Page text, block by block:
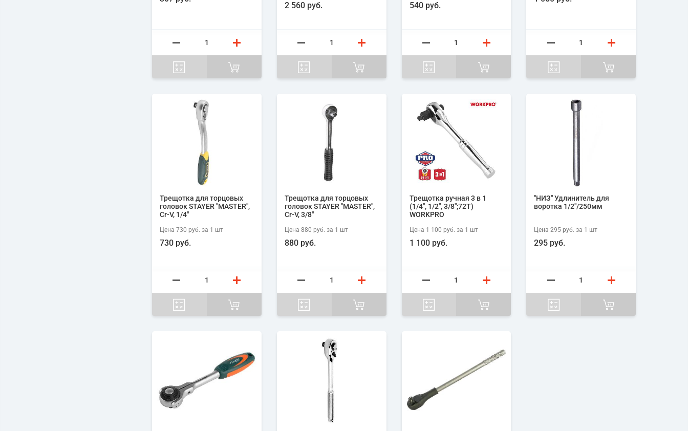
2 560 руб. 540 руб.
Трещотка для торцовых
головок STAYER "MASTER",
Cr-V, 1/4"
Цена 730 руб. за 1 шт
730 руб.
Трещотка для торцовых
головок STAYER "MASTER",
Cr-V, 3/8"
Цена 880 руб. за 1 шт
880 руб.
Трещотка ручная 3 в 1
(1/4", 1/2", 3/8";72Т)
WORKPRO
Цена 1 100 руб. за 1 шт
1 100 руб.
"НИЗ" Удлинитель для
воротка 1/2"/250мм
Цена295 руб. за 1 шт
295 руб.